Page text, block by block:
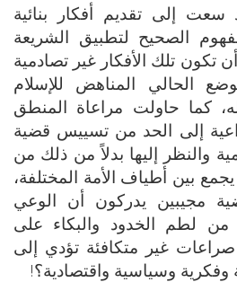
إلى تقديم أفكار بنائية
الصحيح لتطبيق الشريعة
تكون تلك الأفكار غير تصادمية
الحالي المناهض للإسلام
كما حاولت مراعاة المنطق
إلى الحد من تسييس قضية
والنظر إليها بدلاً من ذلك من
بين أطياف الأمة المختلفة،
مجيبين يدركون أن الوعي
لطم الخدود والبكاء على
غير متكافئة تؤدي إلى
وسياسية واقتصادية؟!